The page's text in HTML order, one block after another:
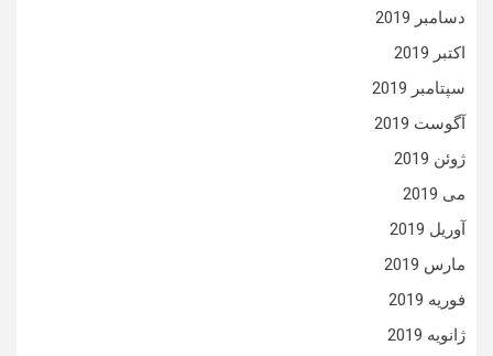
دسامبر 2019
اکتبر 2019
سپتامبر 2019
آگوست 2019
ژوئن 2019
می 2019
آوریل 2019
مارس 2019
فوریه 2019
ژانویه 2019